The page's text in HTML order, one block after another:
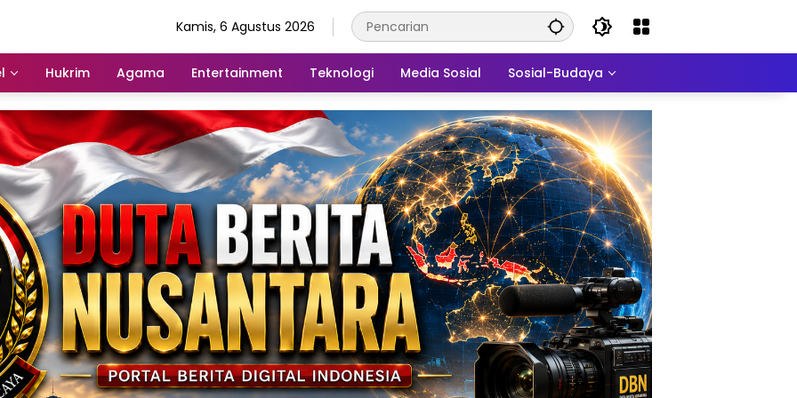
Kamis, 6 Agustus 2026
Hukrim Agama Entertainment Teknologi Media Sosial Sosial-Budaya